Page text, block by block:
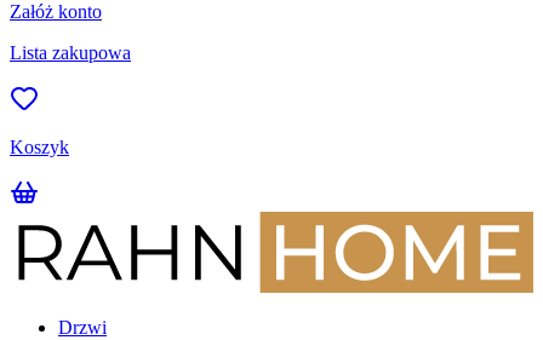
Załóż konto
Lista zakupowa
Koszyk
Drzwi